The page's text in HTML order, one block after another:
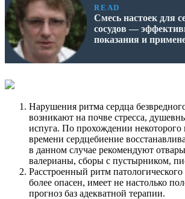
READ
Смесь настоек для
сосудов —
показания и
Нарушения ритма сердца
возникают на почве стресса,
испуга. По прохождении некоторого
времени сердцебиение
в данном случае рекомендуют
валерианы, сборы с пустырником,
Расстроенный ритм
более опасен, имеет не настолько
прогноз баз адекватной терапии.